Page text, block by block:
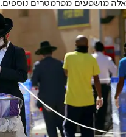
אלה מושפעים מפרמטרים נוספים.